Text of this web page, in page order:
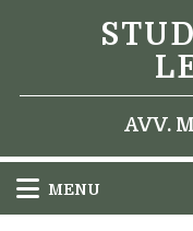
AVV.
MENU